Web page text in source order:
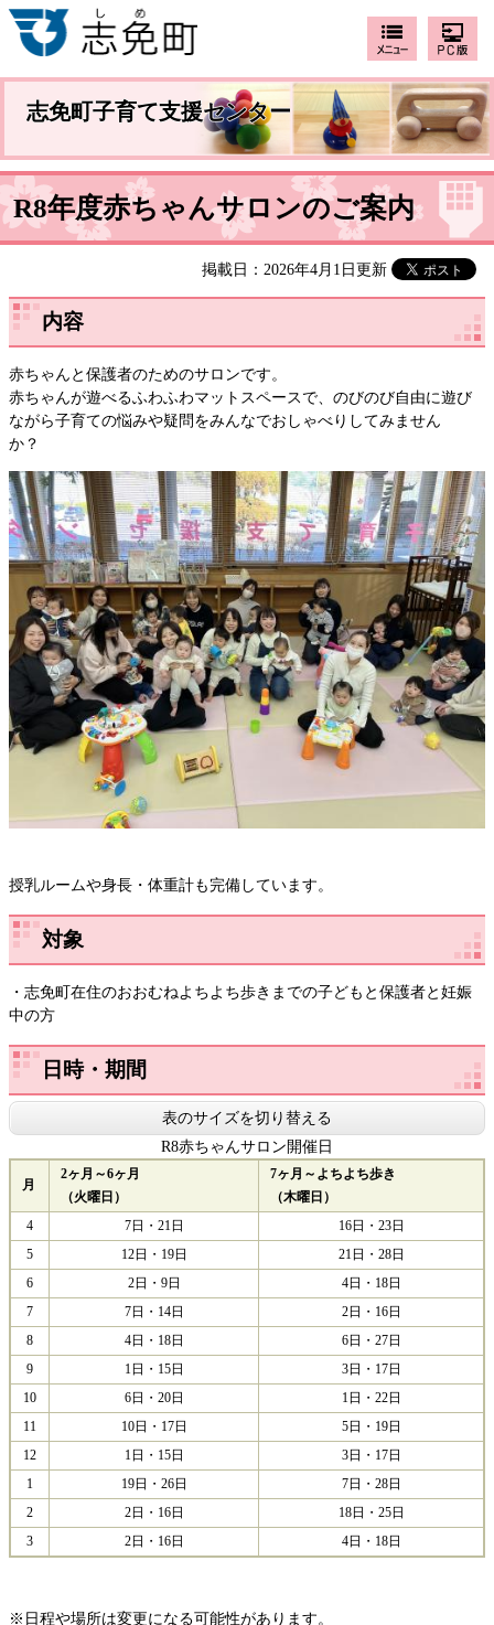
志免町子育て支援センター
R8年度赤ちゃんサロンのご案内
掲載日：2026年4月1日更新
内容
赤ちゃんと保護者のためのサロンです。
赤ちゃんが遊べるふわふわマットスペースで、のびのび自由に遊び
ながら子育ての悩みや疑問をみんなでおしゃべりしてみません
か？
授乳ルームや身長・体重計も完備しています。
対象
・志免町在住のおおむねよちよち歩きまでの子どもと保護者と妊娠
中の方
日時・期間
表のサイズを切り替える
R8赤ちゃんサロン開催日
月
2ヶ月～6ヶ月
（火曜日）
7ヶ月～よちよち歩き
（木曜日）
4
7日・21日
16日・23日
5
12日・19日
21日・28日
6
2日・9日
4日・18日
7
7日・14日
2日・16日
8
4日・18日
6日・27日
9
1日・15日
3日・17日
10
6日・20日
1日・22日
11
10日・17日
5日・19日
12
1日・15日
3日・17日
1
19日・26日
7日・28日
2
2日・16日
18日・25日
3
2日・16日 4日・18日
※日程や場所は変更になる可能性があります。